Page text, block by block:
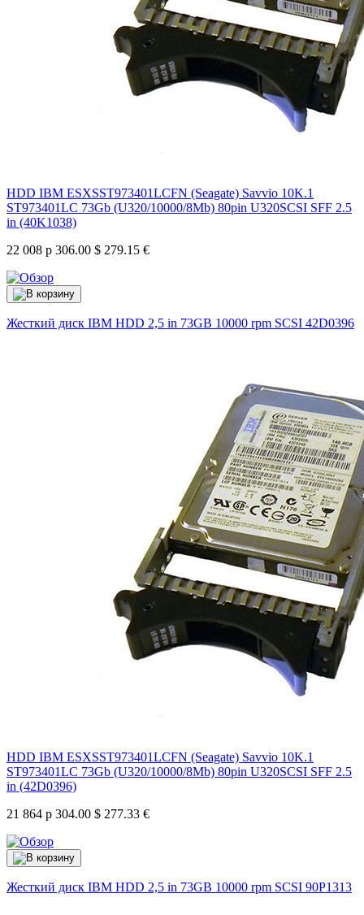
HDD IBM ESXSST973401LCFN (Seagate) Savvio 10K.1
ST973401LC 73Gb (U320/10000/8Mb) 80pin U320SCSI SFF 2.5
in (40K1038)
22 008 р 306.00 $ 279.15 €
Жесткий диск IBM HDD 2,5 in 73GB 10000 rpm SCSI 42D0396
HDD IBM ESXSST973401LCFN (Seagate) Savvio 10K.1
ST973401LC 73Gb (U320/10000/8Mb) 80pin U320SCSI SFF 2.5
in (42D0396)
21 864 р 304.00 $ 277.33 €
Жесткий диск IBM HDD 2,5 in 73GB 10000 rpm SCSI 90P1313